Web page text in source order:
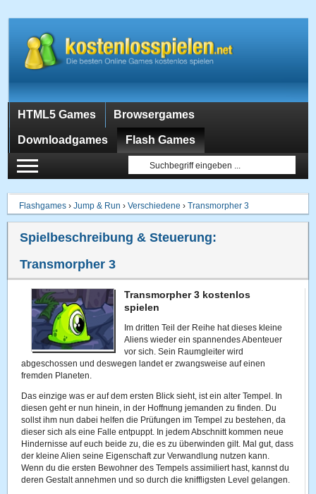
HTML5 Games Browsergames
Downloadgames Flash Games
Flashgames ›Jump & Run ›Verschiedene ›Transmorpher 3
Spielbeschreibung & Steuerung:
Transmorpher 3
Transmorpher 3 kostenlos
spielen
Im dritten Teil der Reihe hat dieses kleine
Aliens wieder ein spannendes Abenteuer
vor sich. Sein Raumgleiter wird
abgeschossen und deswegen landet er zwangsweise auf einen
fremden Planeten.
Das einzige was er auf dem ersten Blick sieht, ist ein alter Tempel. In
diesen geht er nun hinein, in der Hoffnung jemanden zu finden. Du
sollst ihm nun dabei helfen die Prüfungen im Tempel zu bestehen, da
dieser sich als eine Falle entpuppt. In jedem Abschnitt kommen neue
Hindernisse auf euch beide zu, die es zu überwinden gilt. Mal gut, dass
der kleine Alien seine Eigenschaft zur Verwandlung nutzen kann.
Wenn du die ersten Bewohner des Tempels assimiliert hast, kannst du
deren Gestalt annehmen und so durch die kniffligsten Level gelangen.